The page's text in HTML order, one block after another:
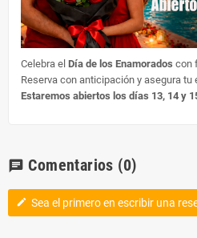
Celebra el Día de los Enamorados con
Reserva con anticipación y asegura tu
Estaremos abiertos los días 13, 14 y
chat Comentarios (0)
edit Sea el primero en escribir una